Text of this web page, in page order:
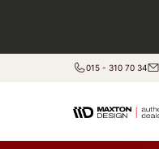
015 - 310 70 34